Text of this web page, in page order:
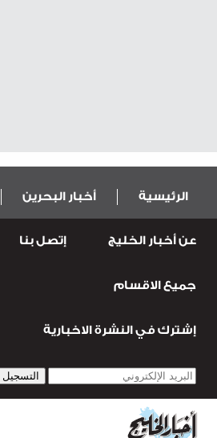
الرئيسية أخبار البحرين
عربية ودولية الرياضة
قضـايــا وحـــوادث
عن أخبار الخليج إتصل بنا
جميع الاقسام
إشترك في النشرة الاخبارية